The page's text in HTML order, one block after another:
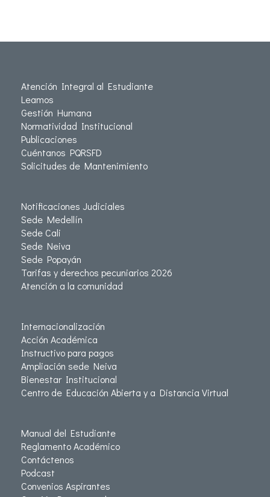
Atención Integral al Estudiante
Leamos
Gestión Humana
Normatividad Institucional
Publicaciones
Cuéntanos PQRSFD
Solicitudes de Mantenimiento
Notificaciones Judiciales
Sede Medellín
Sede Cali
Sede Neiva
Sede Popayán
Tarifas y derechos pecuniarios 2026
Atención a la comunidad
Internacionalización
Acción Académica
Instructivo para pagos
Ampliación sede Neiva
Bienestar Institucional
Centro de Educación Abierta y a Distancia Virtual
Manual del Estudiante
Reglamento Académico
Contáctenos
Podcast
Convenios Aspirantes